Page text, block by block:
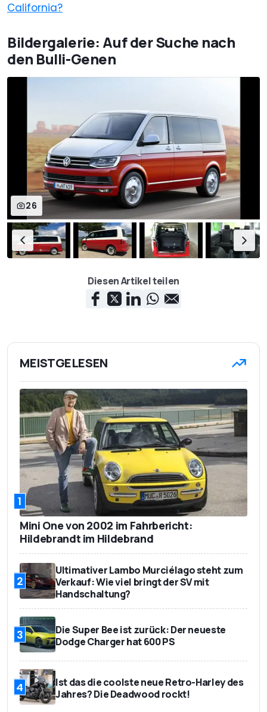
California?
Bildergalerie: Auf der Suche nach
den Bulli-Genen
26
Diesen Artikel teilen
MEISTGELESEN
1
Mini One von 2002 im Fahrbericht:
Hildebrandt im Hildebrand
2
Ultimativer Lambo Murciélago steht zum
Verkauf: Wie viel bringt der SV mit
Handschaltung?
3
Die Super Bee ist zurück: Der neueste
Dodge Charger hat 600 PS
4
Ist das die coolste neue Retro-Harley des
Jahres? Die Deadwood rockt!